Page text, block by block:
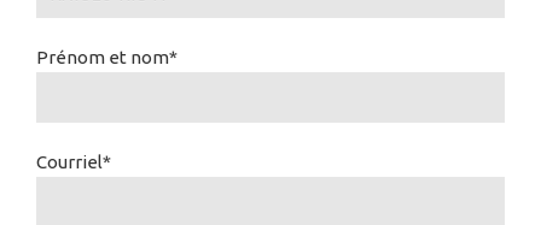
Prénom et nom*
Courriel*